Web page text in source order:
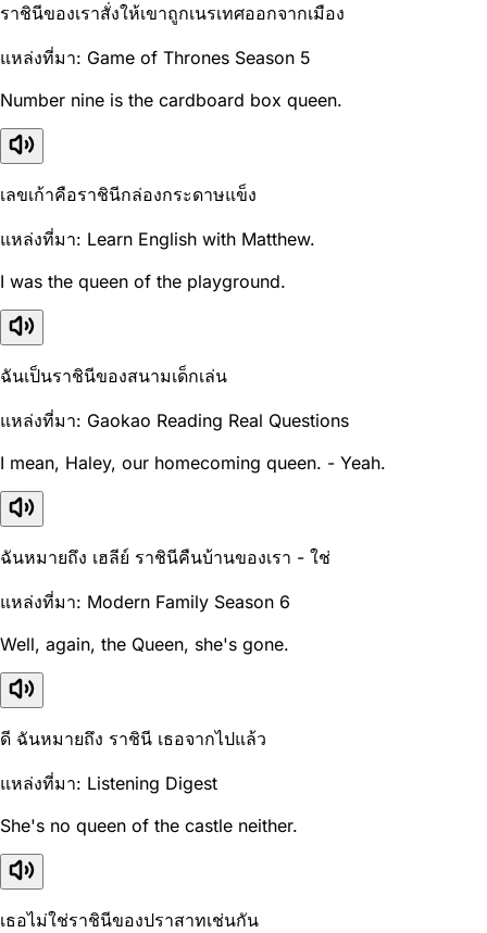
ราชินีของเราสั่งให้เขาถูกเนรเทศออกจากเมือง
แหล่งที่มา: Game of Thrones Season 5
Number nine is the cardboard box queen.
เลขเก้าคือราชินีกล่องกระดาษแข็ง
แหล่งที่มา: Learn English with Matthew.
I was the queen of the playground.
ฉันเป็นราชินีของสนามเด็กเล่น
แหล่งที่มา: Gaokao Reading Real Questions
I mean, Haley, our homecoming queen. - Yeah.
ฉันหมายถึง เฮลีย์ ราชินีคืนบ้านของเรา - ใช่
แหล่งที่มา: Modern Family Season 6
Well, again, the Queen, she's gone.
ดี ฉันหมายถึง ราชินี เธอจากไปแล้ว
แหล่งที่มา: Listening Digest
She's no queen of the castle neither.
เธอไม่ใช่ราชินีของปราสาทเช่นกัน